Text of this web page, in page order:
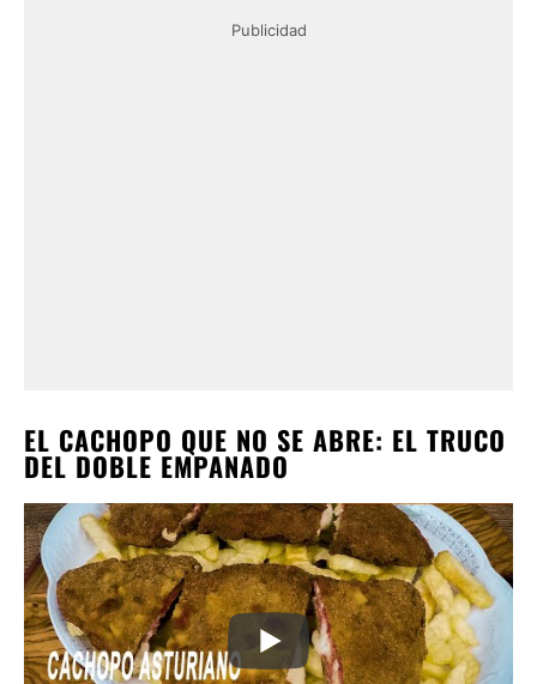
Publicidad
EL CACHOPO QUE NO SE ABRE: EL TRUCO
DEL DOBLE EMPANADO